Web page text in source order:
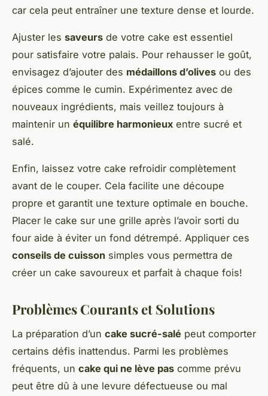
car cela peut entraîner une texture dense et lourde.
Ajuster les saveurs de votre cake est essentiel
pour satisfaire votre palais. Pour rehausser le goût,
envisagez d’ajouter des médaillons d’olives ou des
épices comme le cumin. Expérimentez avec de
nouveaux ingrédients, mais veillez toujours à
maintenir un équilibre harmonieux entre sucré et
salé.
Enfin, laissez votre cake refroidir complètement
avant de le couper. Cela facilite une découpe
propre et garantit une texture optimale en bouche.
Placer le cake sur une grille après l’avoir sorti du
four aide à éviter un fond détrempé. Appliquer ces
conseils de cuisson simples vous permettra de
créer un cake savoureux et parfait à chaque fois!
Problèmes Courants et Solutions
La préparation d’un cake sucré-salé peut comporter
certains défis inattendus. Parmi les problèmes
fréquents, un cake qui ne lève pas comme prévu
peut être dû à une levure défectueuse ou mal